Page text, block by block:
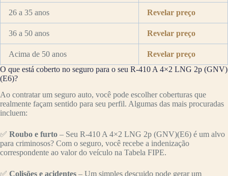
26 a 35 anos Revelar preço
36 a 50 anos Revelar preço
Acima de 50 anos
Revelar preço
O que está coberto no seguro para o seu R-410 A 4×2 LNG 2p (GNV)
(E6)?
Ao contratar um seguro auto, você pode escolher coberturas que
realmente façam sentido para seu perfil. Algumas das mais procuradas
incluem:
✅ Roubo e furto – Seu R-410 A 4×2 LNG 2p (GNV)(E6) é um alvo
para criminosos? Com o seguro, você recebe a indenização
correspondente ao valor do veículo na Tabela FIPE.
✅ Colisões e acidentes – Um simples descuido pode gerar um